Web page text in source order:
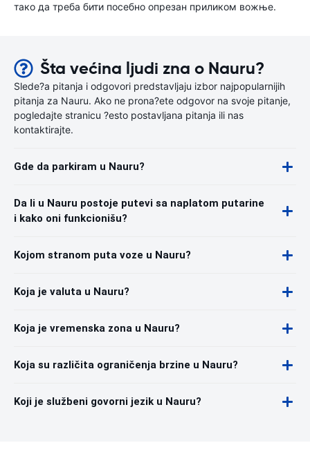
тако да треба бити посебно опрезан приликом вожње.
Šta većina ljudi zna o Nauru?
Slede?a pitanja i odgovori predstavljaju izbor najpopularnijih
pitanja za Nauru. Ako ne prona?ete odgovor na svoje pitanje,
pogledajte stranicu ?esto postavljana pitanja ili nas
kontaktirajte.
Gde da parkiram u Nauru?
Da li u Nauru postoje putevi sa naplatom putarine
i kako oni funkcionišu?
Kojom stranom puta voze u Nauru?
Koja je valuta u Nauru?
Koja je vremenska zona u Nauru?
Koja su različita ograničenja brzine u Nauru?
Koji je službeni govorni jezik u Nauru?